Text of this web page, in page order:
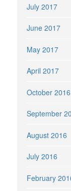
July 2017
June 2017
May 2017
April 2017
October 2016
September
August 2016
July 2016
February